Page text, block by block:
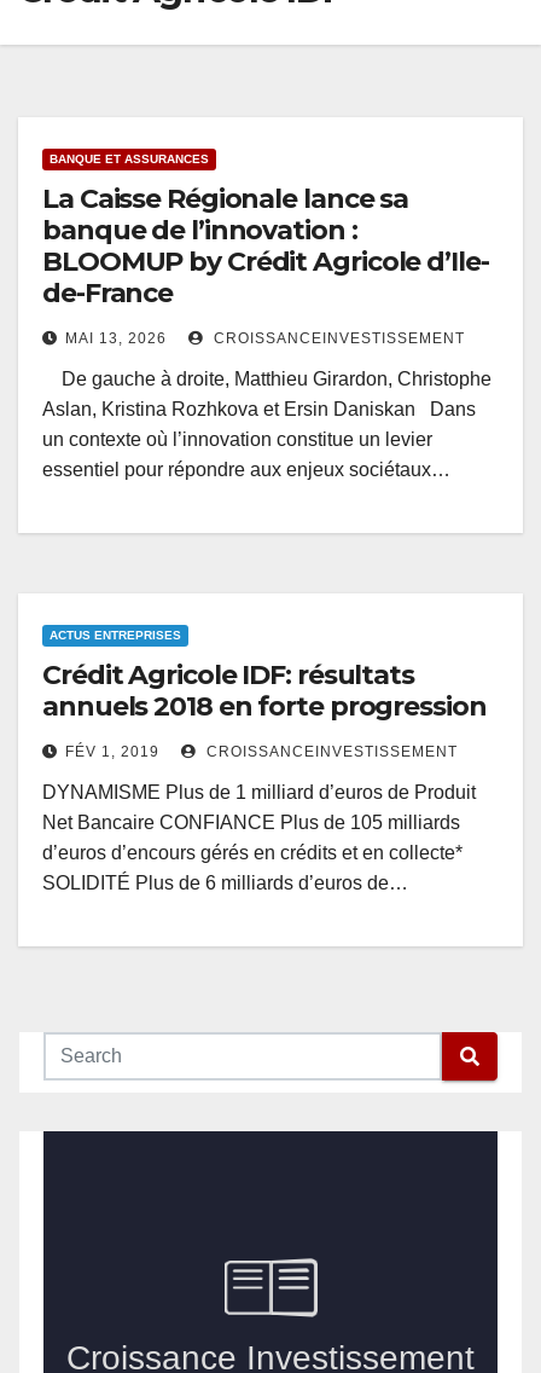
BANQUE ET ASSURANCES
La Caisse Régionale lance sa
banque de l’innovation :
BLOOMUP by Crédit Agricole d’Ile-
de-France
MAI 13, 2026 CROISSANCEINVESTISSEMENT
De gauche à droite, Matthieu Girardon, Christophe
Aslan, Kristina Rozhkova et Ersin Daniskan Dans
un contexte où l’innovation constitue un levier
essentiel pour répondre aux enjeux sociétaux…
ACTUS ENTREPRISES
Crédit Agricole IDF: résultats
annuels 2018 en forte progression
FÉV 1, 2019 CROISSANCEINVESTISSEMENT
DYNAMISME Plus de 1 milliard d’euros de Produit
Net Bancaire CONFIANCE Plus de 105 milliards
d’euros d’encours gérés en crédits et en collecte*
SOLIDITÉ Plus de 6 milliards d’euros de…